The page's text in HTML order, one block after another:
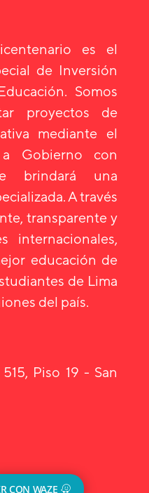
es el
de Inversión
Somos
proyectos de
mediante el
Gobierno con
brindará una
A través
transparente y
internacionales,
educación de
de Lima
del país.
Piso 19 - San
CON WAZE